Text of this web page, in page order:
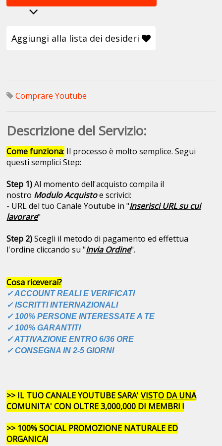
Aggiungi alla lista dei desideri
Comprare Youtube
Descrizione del Servizio:
Come funziona: Il processo è molto semplice. Segui
questi semplici Step:
Step 1)Al momento dell'acquisto compila il
nostro Modulo Acquistoe scrivici:
- URL del tuo Canale Youtube in "Inserisci URL su cui
lavorare"
Step 2)Scegli il metodo di pagamento ed effettua
l'ordine cliccando su "Invia Ordine".
Cosa riceverai?
✓ ACCOUNT REALI E VERIFICATI
✓ ISCRITTI INTERNAZIONALI
✓ 100% PERSONE INTERESSATE A TE
✓ 100% GARANTITI
✓ ATTIVAZIONE ENTRO 6/36 ORE
✓ CONSEGNA IN 2-5 GIORNI
>> IL TUO CANALE YOUTUBE SARA'VISTO DA UNA
COMUNITA' CON OLTRE 3,000,000 DI MEMBRI !
>> 100% SOCIAL PROMOZIONE NATURALE ED
ORGANICA!